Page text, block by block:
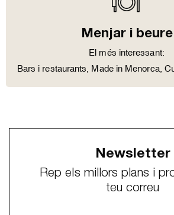
Menjar i beure
El més interessant:
Bars i restaurants Made in Menorca,
Newsletter
Rep els millors plans i
teu correu